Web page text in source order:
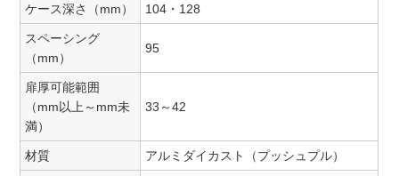
ケース深さ（mm） 104・128
スペーシング
（mm）
95
扉厚可能範囲
（mm以上～mm未
満）
33～42
材質 アルミダイカスト（プッシュプル）